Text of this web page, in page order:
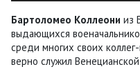
Бартоломео Коллеони из
выдающихся
среди многих своих
верно служил